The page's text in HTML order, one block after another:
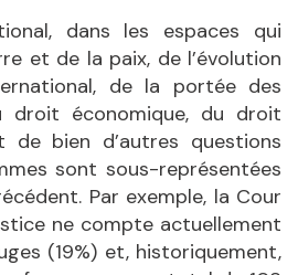
dans les espaces qui
et de la paix, de l’évolution
de la portée des
droit économique, du droit
de bien d’autres questions
sont sous-représentées
Par exemple, la Cour
ne compte actuellement
(19%) et, historiquement,